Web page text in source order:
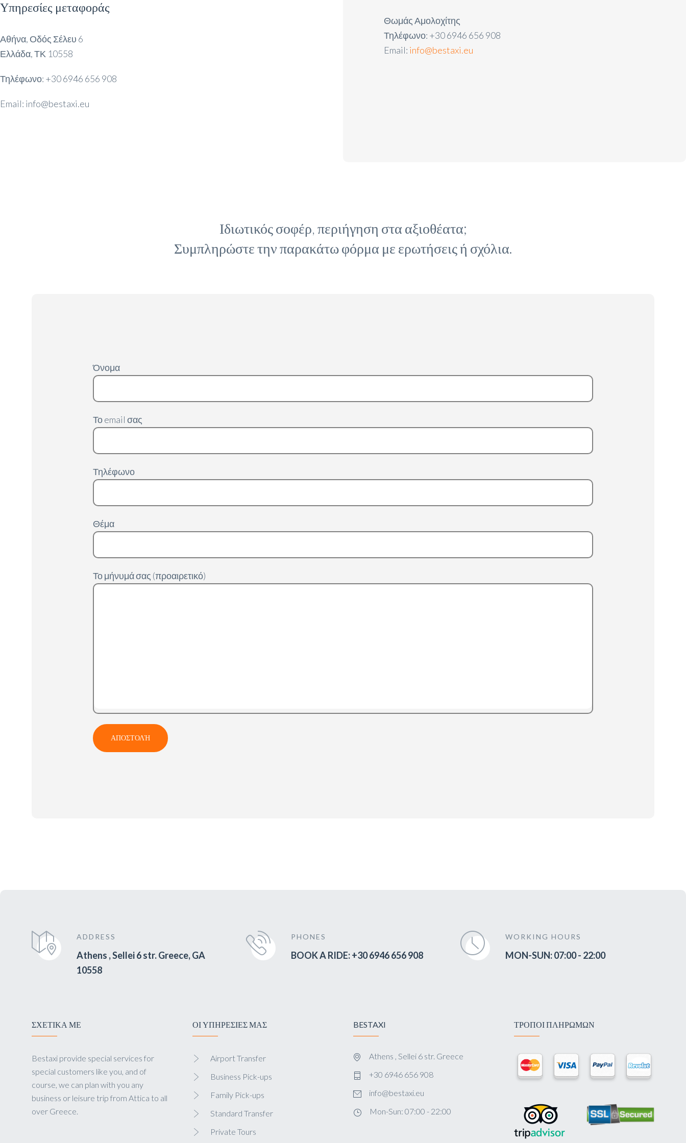
Υπηρεσίες μεταφοράς
Αθήνα, Οδός Σέλευ 6
Ελλάδα, ΤΚ 10558
Τηλέφωνο: +30 6946 656 908
Email: info@bestaxi.eu
Θωμάς Αμολοχίτης
Τηλέφωνο: +30 6946 656 908
Email: info@bestaxi.eu
Ιδιωτικός σοφέρ, περιήγηση στα αξιοθέατα;
Συμπληρώστε την παρακάτω φόρμα με ερωτήσεις ή σχόλια.
Όνομα
Το email σας
Τηλέφωνο
Θέμα
Το μήνυμά σας (προαιρετικό)
ADDRESS
Athens , Sellei 6 str. Greece, GA
10558
PHONES
BOOK A RIDE: +30 6946 656 908
WORKING HOURS
MON-SUN: 07:00 - 22:00
ΣΧΕΤΙΚΑ ΜΕ
Bestaxi provide special services for
special customers like you, and of
course, we can plan with you any
business or leisure trip from Attica to all
over Greece.
ΟΙ ΥΠΗΡΕΣΙΕΣ ΜΑΣ
Airport Transfer
Business Pick-ups
Family Pick-ups
Standard Transfer
Private Tours
BESTAXI
Athens , Sellei 6 str. Greece
+30 6946 656 908
info@bestaxi.eu
Mon-Sun: 07:00 - 22:00
ΤΡΟΠΟΙ ΠΛΗΡΩΜΩΝ